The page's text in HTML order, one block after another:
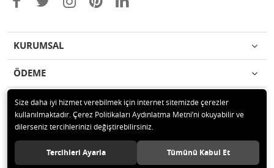
KURUMSAL
ÖDEME
İLETİŞİM
© 2020 Değişim Yayınları Tüm hakları saklıdır.
Size daha iyi hizmet verebilmek için internet sitemizde çerezler
kullanılmaktadır. Çerez Politikaları Aydınlatma Metni’ni okuyabilir ve
dilerseniz tercihlerinizi değiştirebilirsiniz.
Tercihleri Ayarla Tümünü Kabul Et